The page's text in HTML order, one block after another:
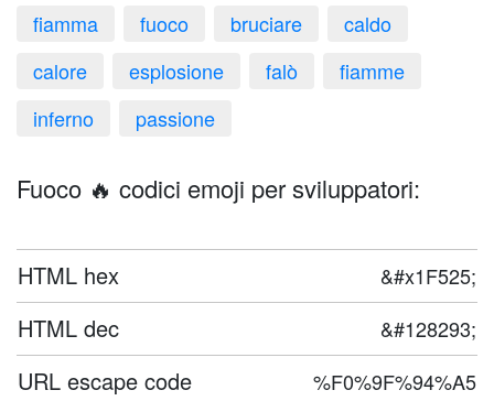
fiamma fuoco bruciare
caldo
calore
esplosione falò
fiamme
inferno
passione
Fuoco 🔥 codici emoji per sviluppatori:
HTML hex &#x1F525;
HTML dec &#128293;
URL escape code %F0%9F%94%A5